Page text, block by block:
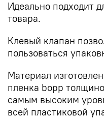
Идеально подходит
товара.
Клевый клапан
пользоваться
Материал
пленка bopp
самым высоким
всей пластиковой